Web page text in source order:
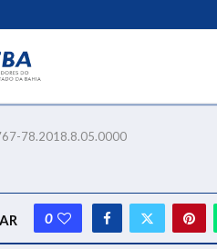
78.2018.8.05.0000
0